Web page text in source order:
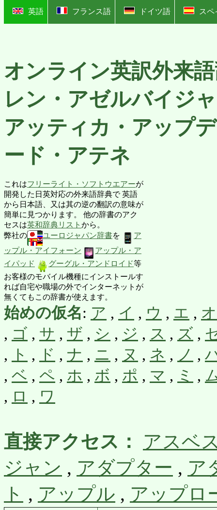
英語 フランス語 ドイツ語 スペ
オンライン英訳外来
レン・アゼルバイジ
アッティカ・アップ
ード・アテネ
これはフリーライト・ソフトウエアーが
開発した日英対応の外来語辞典で 英語
から日本語、又は其の逆の翻訳の意味が
簡単に見つかります。 他の辞書のアク
セスは英和辞典リスト から。
弊社の
ユーロジャパン辞書を
ア
ップル・アイフォーン
アップル・ア
イパッド
グーグル・アンドロイド等
お客様のモバイル機種にインストールす
れば自宅や職場の外でインターネットが
無くてもこの辞書が使えます。
始めの仮名: ア , イ , ウ , エ , オ
, ゴ , サ , ザ , シ , ジ , ス , ズ ,
,
ト , ド , ナ , ニ , ヌ , ネ , ノ ,
, ベ , ペ , ホ , ボ , ポ , マ , ミ ,
, ロ , ワ
直接アクセス：
アスベ
ジャン , アダプター , ア
ト , アップル , アップロ